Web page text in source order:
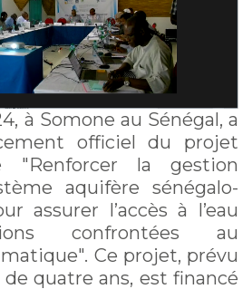
à Somone au Sénégal, a
officiel du projet
"Renforcer la gestion
aquifère sénégalo-
assurer l’accès à l’eau
confrontées au
Ce projet, prévu
quatre ans, est financé